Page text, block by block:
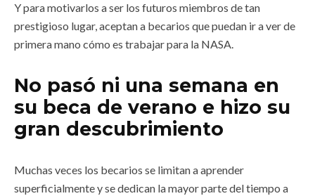
Y para motivarlos a ser los futuros miembros de tan
prestigioso lugar, aceptan a becarios que puedan ir a ver de
primera mano cómo es trabajar para la NASA.
No pasó ni una semana en
su beca de verano e hizo su
gran descubrimiento
Muchas veces los becarios se limitan a aprender
superficialmente y se dedican la mayor parte del tiempo a